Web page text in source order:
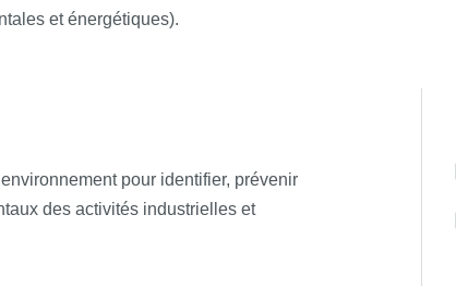
et énergétiques).
pour identifier, prévenir
des activités industrielles et